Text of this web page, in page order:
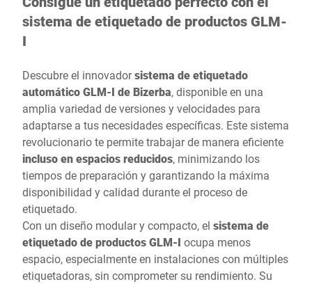
sistema de etiquetado de productos GLM-
I
Descubre el innovadorsistema de etiquetado
automático GLM-I de Bizerba, disponible en una
amplia variedad de versiones y velocidades para
adaptarse a tus necesidades específicas. Este sistema
revolucionario te permite trabajar de manera eficiente
incluso en espacios reducidos, minimizando los
tiempos de preparación y garantizando la máxima
disponibilidad y calidad durante el proceso de
etiquetado.
Con un diseño modular y compacto, el sistema de
etiquetado de productos GLM-I ocupa menos
espacio, especialmente en instalaciones con múltiples
etiquetadoras, sin comprometer su rendimiento. Su